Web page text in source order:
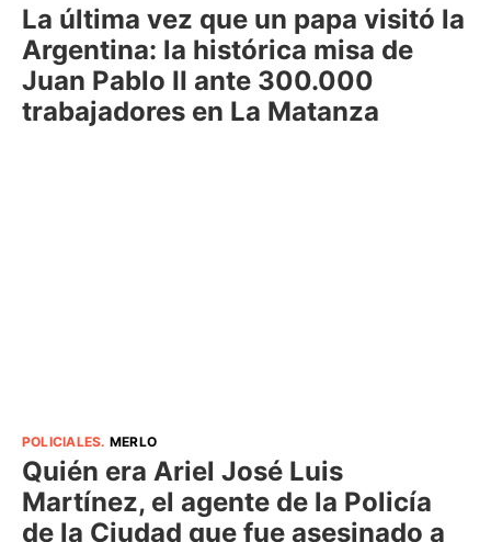
La última vez que un papa visitó la
Argentina: la histórica misa de
Juan Pablo II ante 300.000
trabajadores en La Matanza
POLICIALES. MERLO
Quién era Ariel José Luis
Martínez, el agente de la Policía
de la Ciudad que fue asesinado a